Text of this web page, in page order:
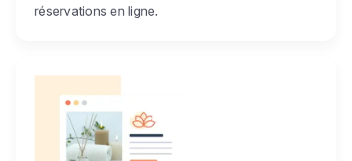
réservations en ligne.